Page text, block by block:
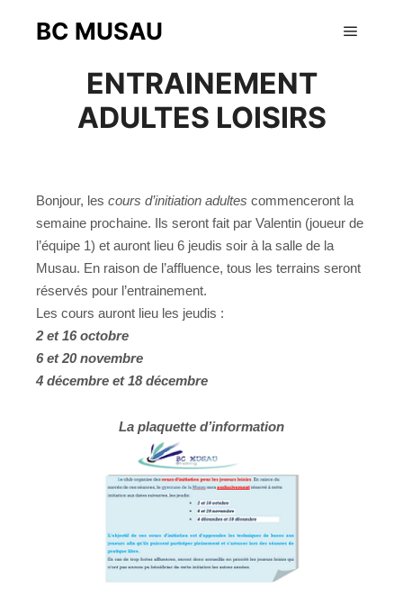
BC MUSAU28 septembre 2014
ENTRAINEMENT
ADULTES LOISIRS
Bonjour, les cours d’initiation adultes commenceront la
semaine prochaine. Ils seront fait par Valentin (joueur de
l’équipe 1) et auront lieu 6 jeudis soir à la salle de la
Musau. En raison de l’affluence, tous les terrains seront
réservés pour l’entrainement.
Les cours auront lieu les jeudis :
2 et 16 octobre
6 et 20 novembre
4 décembre et 18 décembre
La plaquette d’information